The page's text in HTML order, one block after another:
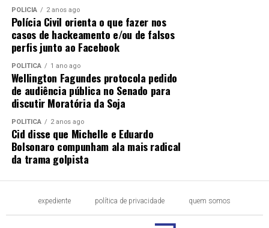
POLÍCIA 2 anos ago
Polícia Civil orienta o que fazer nos
casos de hackeamento e/ou de falsos
perfis junto ao Facebook
POLÍTICA 1 ano ago
Wellington Fagundes protocola pedido
de audiência pública no Senado para
discutir Moratória da Soja
POLÍTICA 2 anos ago
Cid disse que Michelle e Eduardo
Bolsonaro compunham ala mais radical
da trama golpista
expediente política de privacidade quem somos